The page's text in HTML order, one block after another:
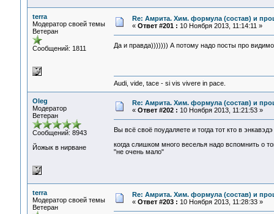
terra
Модератор своей темы
Ветеран
Сообщений: 1811
Re: Амрита. Хим. формула (состав) и
« Ответ #201 : 10 Ноября 2013, 11:14:11 »
Да и правда))))))) А потому надо посты про
Audi, vide, tace - si vis vivere in pace.
Oleg
Модератор
Ветеран
Сообщений: 8943
Йожык в нирване
Re: Амрита. Хим. формула (состав) и
« Ответ #202 : 10 Ноября 2013, 11:21:53 »
Вы всё своё поудаляете и тогда тот кто в
когда слишком много веселья надо вспомнить о
"не очень мало"
terra
Модератор своей темы
Ветеран
Re: Амрита. Хим. формула (состав) и
« Ответ #203 : 10 Ноября 2013, 11:28:33 »